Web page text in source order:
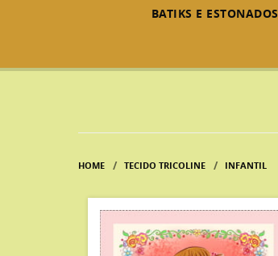
BATIKS E ESTONADOS
HOME TECIDO TRICOLINE INFANTIL